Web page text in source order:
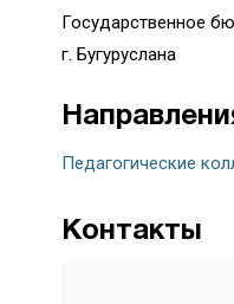
Государственное
г. Бугуруслана
Педагогические
Контакты